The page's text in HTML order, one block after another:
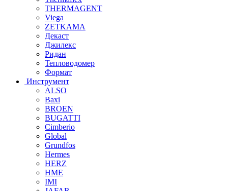
THERMAGENT
Viega
ZETKAMA
Декаст
Джилекс
Ридан
Тепловодомер
Формат
Инструмент
ALSO
Baxi
BROEN
BUGATTI
Cimberio
Global
Grundfos
Hermes
HERZ
HME
IMI